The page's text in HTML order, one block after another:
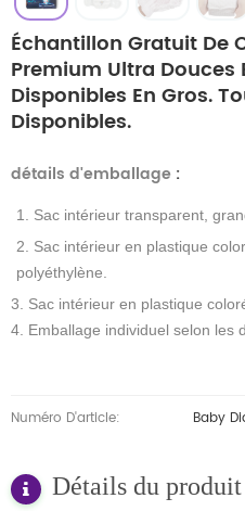
Échantillon Gratuit De
Premium Ultra Douces
Disponibles En Gros.
Disponibles.
détails d'emballage :
1. Sac intérieur transparent,
2. Sac intérieur en plastique
polyéthylène.
3. Sac intérieur en plastique
4. Emballage individuel selon les
Numéro D'article: Baby
Détails du produit